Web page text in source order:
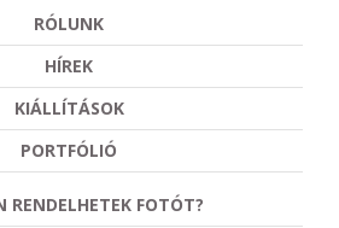
RÓLUNK
HÍREK
KIÁLLÍTÁSOK
PORTFÓLIÓ
RENDELHETEK FOTÓT?